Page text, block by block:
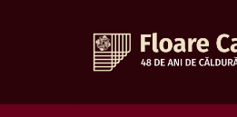
Главная